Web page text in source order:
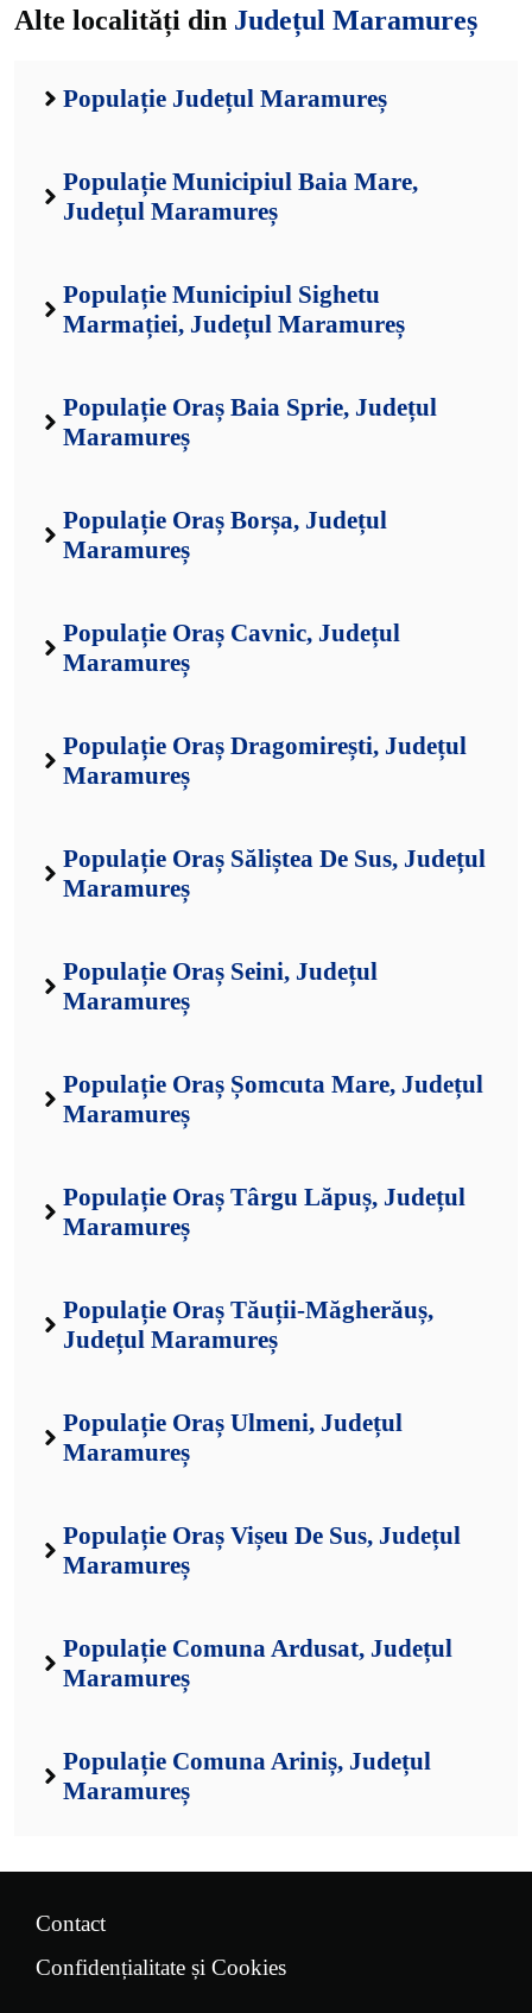
Alte localități din Județul Maramureș
Populație Județul Maramureș
Populație Municipiul Baia Mare,
Județul Maramureș
Populație Municipiul Sighetu
Marmației, Județul Maramureș
Populație Oraș Baia Sprie, Județul
Maramureș
Populație Oraș Borșa, Județul
Maramureș
Populație Oraș Cavnic, Județul
Maramureș
Populație Oraș Dragomirești, Județul
Maramureș
Populație Oraș Săliștea De Sus, Județul
Maramureș
Populație Oraș Seini, Județul
Maramureș
Populație Oraș Șomcuta Mare, Județul
Maramureș
Populație Oraș Târgu Lăpuș, Județul
Maramureș
Populație Oraș Tăuții-Măgherăuș,
Județul Maramureș
Populație Oraș Ulmeni, Județul
Maramureș
Populație Oraș Vișeu De Sus, Județul
Maramureș
Populație Comuna Ardusat, Județul
Maramureș
Populație Comuna Ariniș, Județul
Maramureș
Contact
Confidențialitate și Cookies